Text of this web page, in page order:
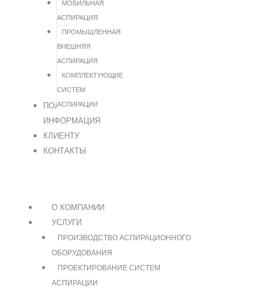
МОБИЛЬНАЯ
АСПИРАЦИЯ
ПРОМЫШЛЕННАЯ
ВНЕШНЯЯ
АСПИРАЦИЯ
КОМПЛЕКТУЮЩИЕ
СИСТЕМ
АСПИРАЦИИ
ПОЛЕЗНАЯ
ИНФОРМАЦИЯ
КЛИЕНТУ
КОНТАКТЫ
О КОМПАНИИ
УСЛУГИ
ПРОИЗВОДСТВО АСПИРАЦИОННОГО
ОБОРУДОВАНИЯ
ПРОЕКТИРОВАНИЕ СИСТЕМ
АСПИРАЦИИ